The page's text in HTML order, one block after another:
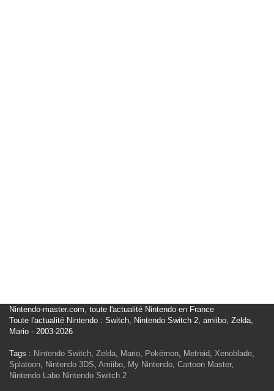
Nintendo-master.com, toute l'actualité Nintendo en France
Toute l'actualité Nintendo : Switch, Nintendo Switch 2, amiibo, Zelda,
Mario - 2003-2026
Tags : Nintendo Switch, Zelda, Mario, Pokémon, Metroid, Xenoblade,
Splatoon, Nintendo 3DS, Amiibo, My Nintendo, Cartoon Master,
Nintendo Labo Nintendo Switch 2